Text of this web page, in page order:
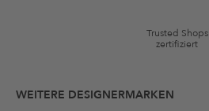
Trusted Shops
zertifiziert
WEITERE DESIGNERMARKEN